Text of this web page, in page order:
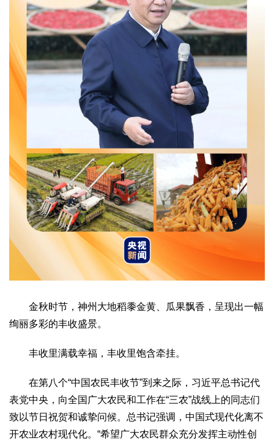
装备制造 智能制造 制造2025 大国工匠
科教
科技观察 创新前沿 职业教育
三农
智慧农业 智慧乡村 基层之声
兵器装备 军营风采
国际
中国与世界 国际视点 国际合作 他山之石
生态
生态文明 能源资源 环境保护 地方生态 休闲旅游
视频
访谈
津 冀 晋 蒙 辽 吉 黑 沪 苏 浙 皖
闽
赣
鲁 豫 鄂 湘
甘 青 宁 新 港 澳 台
智库建设 智库专家 智库战略 智库之声
信息
地方动态 地方强音
金秋时节，神州大地稻黍金黄、瓜果飘香，呈现出一幅
绚丽多彩的丰收盛景。
丰收里满载幸福，丰收里饱含牵挂。
在第八个“中国农民丰收节”到来之际，习近平总书记代
表党中央，向全国广大农民和工作在“三农”战线上的同志们
致以节日祝贺和诚挚问候。总书记强调，中国式现代化离不
开农业农村现代化。“希望广大农民群众充分发挥主动性创